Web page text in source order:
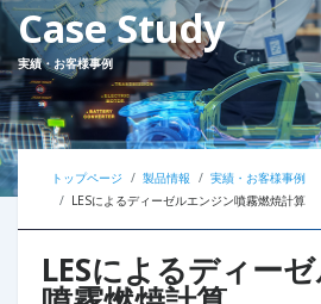
Case Study
実績・お客様事例
トップページ 製品情報
実績・お客様事例
LESによるディーゼルエンジン噴霧燃焼計算
LESによるディー